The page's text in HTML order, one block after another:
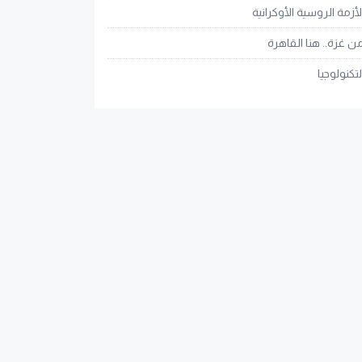
الروسية الأوكرانية
غزة.. هنا القاهرة